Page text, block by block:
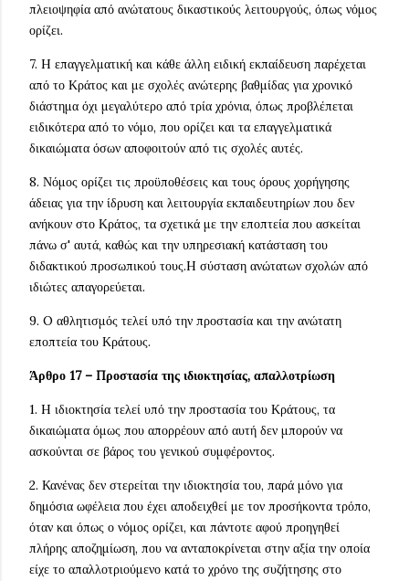
πλειοψηφία από ανώτατους δικαστικούς λειτουργούς, όπως νόμος
ορίζει.
7. H επαγγελματική και κάθε άλλη ειδική εκπαίδευση παρέχεται
από το Κράτος και με σχολές ανώτερης βαθμίδας για χρονικό
διάστημα όχι μεγαλύτερο από τρία χρόνια, όπως προβλέπεται
ειδικότερα από το νόμο, που ορίζει και τα επαγγελματικά
δικαιώματα όσων αποφοιτούν από τις σχολές αυτές.
8. Νόμος ορίζει τις προϋποθέσεις και τους όρους χορήγησης
άδειας για την ίδρυση και λειτουργία εκπαιδευτηρίων που δεν
ανήκουν στο Κράτος, τα σχετικά με την εποπτεία που ασκείται
πάνω σ' αυτά, καθώς και την υπηρεσιακή κατάσταση του
διδακτικού προσωπικού τους.H σύσταση ανώτατων σχολών από
ιδιώτες απαγορεύεται.
9. O αθλητισμός τελεί υπό την προστασία και την ανώτατη
εποπτεία του Κράτους.
Άρθρο 17 – Προστασία της ιδιοκτησίας, απαλλοτρίωση
1. H ιδιοκτησία τελεί υπό την προστασία του Κράτους, τα
δικαιώματα όμως που απορρέουν από αυτή δεν μπορούν να
ασκούνται σε βάρος του γενικού συμφέροντος.
2. Κανένας δεν στερείται την ιδιοκτησία του, παρά μόνο για
δημόσια ωφέλεια που έχει αποδειχθεί με τον προσήκοντα τρόπο,
όταν και όπως ο νόμος ορίζει, και πάντοτε αφού προηγηθεί
πλήρης αποζημίωση, που να ανταποκρίνεται στην αξία την οποία
είχε το απαλλοτριούμενο κατά το χρόνο της συζήτησης στο